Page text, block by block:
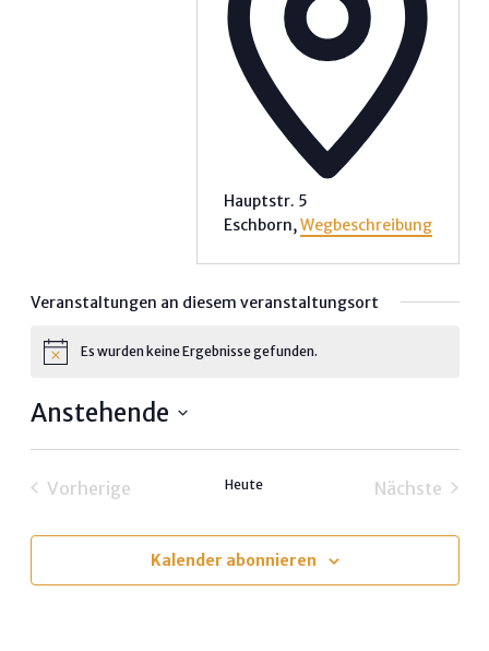
Hauptstr. 5
Eschborn, Wegbeschreibung
Veranstaltungen an diesem veranstaltungsort
HinweisEs wurden keine Ergebnisse gefunden.
Anstehende
Vorherige
Heute
Nächste
Kalender abonnieren